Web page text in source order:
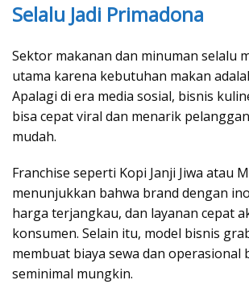
Selalu Jadi Primadona
Sektor makanan dan minuman selalu
utama karena kebutuhan makan
Apalagi di era media sosial, bisnis
bisa cepat viral dan menarik
mudah.
Franchise seperti Kopi Janji Jiwa atau
menunjukkan bahwa brand dengan
harga terjangkau, dan layanan cepat
konsumen. Selain itu, model bisnis
membuat biaya sewa dan operasional
seminimal mungkin.